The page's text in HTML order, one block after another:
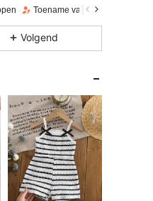
412K
412K
Toename van volgers 17%
Volgend